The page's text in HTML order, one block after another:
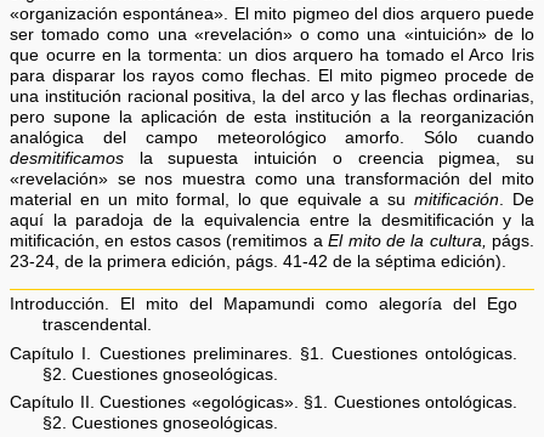
«organización espontánea». El mito pigmeo del dios arquero puede
ser tomado como una «revelación» o como una «intuición» de lo
que ocurre en la tormenta: un dios arquero ha tomado el Arco Iris
para disparar los rayos como flechas. El mito pigmeo procede de
una institución racional positiva, la del arco y las flechas ordinarias,
pero supone la aplicación de esta institución a la reorganización
analógica del campo meteorológico amorfo. Sólo cuando
desmitificamos la supuesta intuición o creencia pigmea, su
«revelación» se nos muestra como una transformación del mito
material en un mito formal, lo que equivale a sumitificación. De
aquí la paradoja de la equivalencia entre la desmitificación y la
mitificación, en estos casos (remitimos aEl mito de la cultura, págs.
23-24, de la primera edición, págs. 41-42 de la séptima edición).
Introducción. El mito del Mapamundi como alegoría del Ego
trascendental.
Capítulo I. Cuestiones preliminares. §1. Cuestiones ontológicas.
§2. Cuestiones gnoseológicas.
Capítulo II. Cuestiones «egológicas». §1. Cuestiones ontológicas.
§2. Cuestiones gnoseológicas.